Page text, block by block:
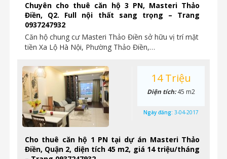
Chuyên cho thuê căn hộ 3 PN, Masteri Thảo
Điền, Q2. Full nội thất sang trọng – Trang
0937247932
Căn hộ chung cư Masteri Thảo Điền sở hữu vị trí mặt
tiền Xa Lộ Hà Nội, Phường Thảo Điền,…
Cho thuê căn hộ 1 PN tại dự án Masteri Thảo
Điền, Quận 2, diện tích 45 m2, giá 14 triệu/tháng
14 Triệu
Diện tích:45 m2
Ngày đăng: 3-04-2017